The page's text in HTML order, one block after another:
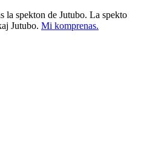
la spekton de Jutubo. La spekto
Jutubo. Mi komprenas.